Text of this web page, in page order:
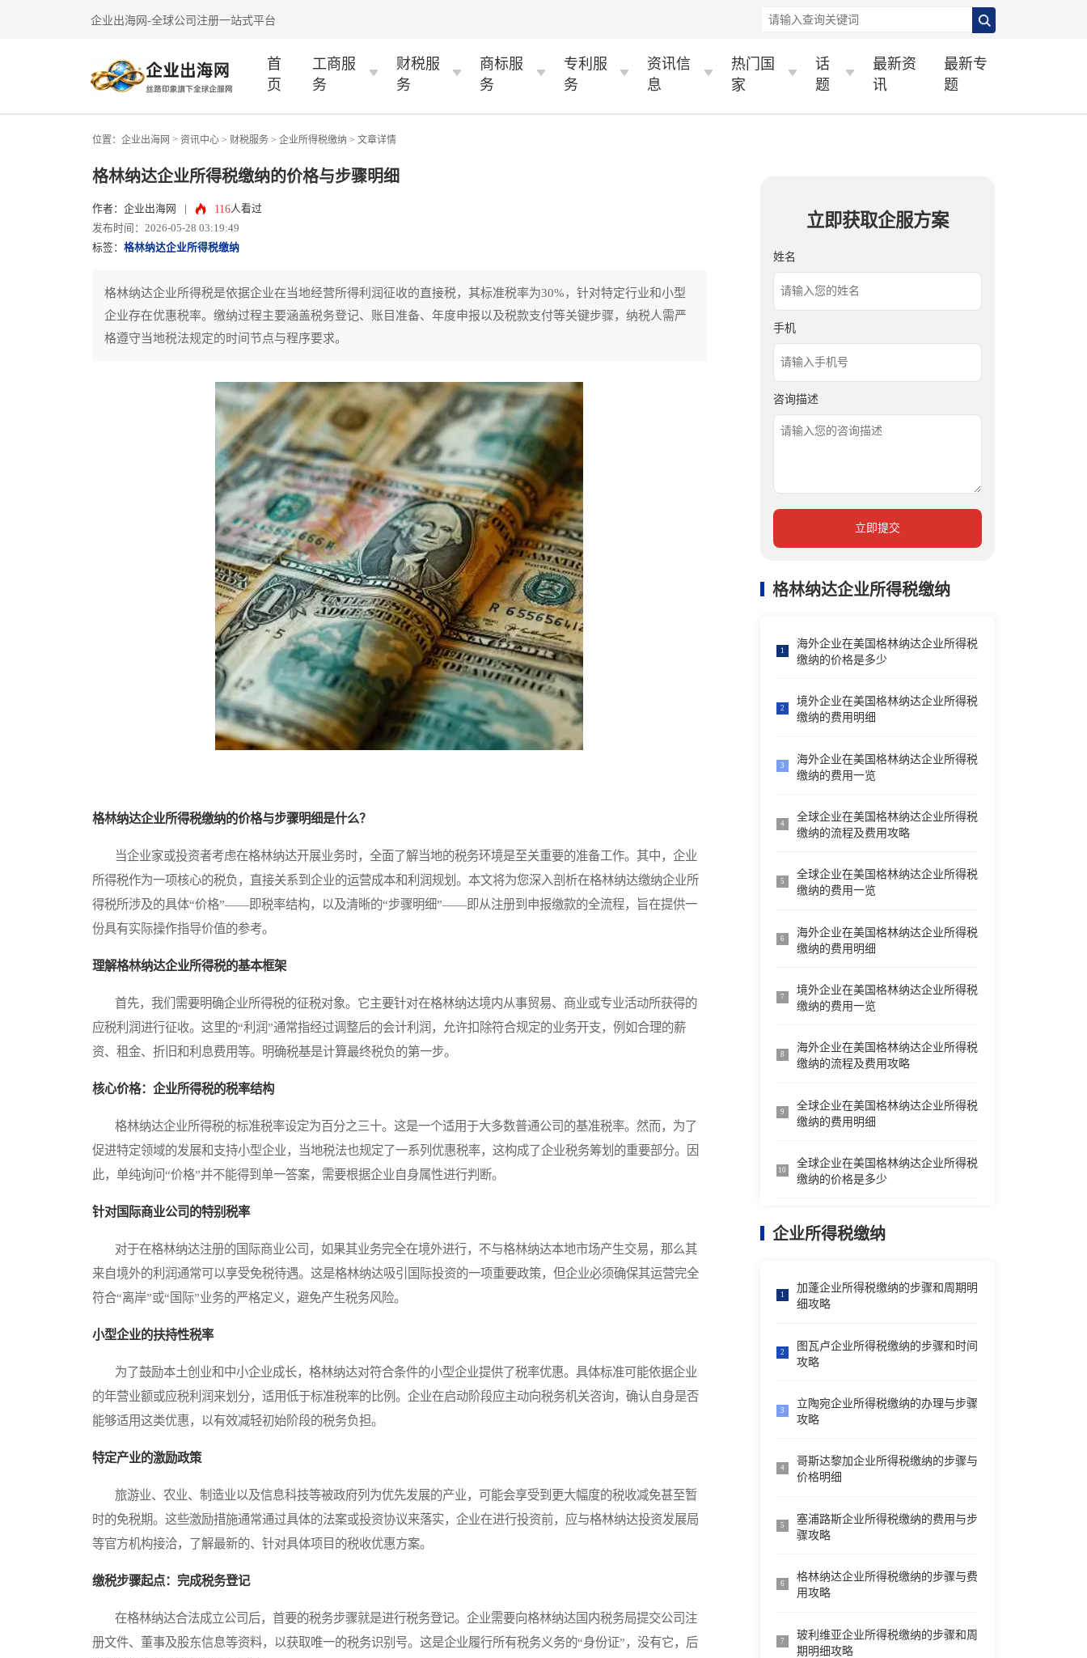
企业出海网-全球公司注册一站式平台
首
页
工商服
务
财税服
务
商标服
务
专利服
务
资讯信
息
热门国
家
话
题
最新资
讯
最新专
题
位置： 企业出海网 > 资讯中心 > 财税服务 > 企业所得税缴纳 > 文章详情
格林纳达企业所得税缴纳的价格与步骤明细
作者：企业出海网 116人看过
发布时间：2026-05-28 03:19:49
标签： 格林纳达企业所得税缴纳
格林纳达企业所得税是依据企业在当地经营所得利润征收的直接税，其标准税率为30%，针对特定行业和小型
企业存在优惠税率。缴纳过程主要涵盖税务登记、账目准备、年度申报以及税款支付等关键步骤，纳税人需严
格遵守当地税法规定的时间节点与程序要求。
格林纳达企业所得税缴纳的价格与步骤明细是什么？
当企业家或投资者考虑在格林纳达开展业务时，全面了解当地的税务环境是至关重要的准备工作。其中，企业
所得税作为一项核心的税负，直接关系到企业的运营成本和利润规划。本文将为您深入剖析在格林纳达缴纳企业所
得税所涉及的具体“价格”——即税率结构，以及清晰的“步骤明细”——即从注册到申报缴款的全流程，旨在提供一
份具有实际操作指导价值的参考。
理解格林纳达企业所得税的基本框架
首先，我们需要明确企业所得税的征税对象。它主要针对在格林纳达境内从事贸易、商业或专业活动所获得的
应税利润进行征收。这里的“利润”通常指经过调整后的会计利润，允许扣除符合规定的业务开支，例如合理的薪
资、租金、折旧和利息费用等。明确税基是计算最终税负的第一步。
核心价格：企业所得税的税率结构
格林纳达企业所得税的标准税率设定为百分之三十。这是一个适用于大多数普通公司的基准税率。然而，为了
促进特定领域的发展和支持小型企业，当地税法也规定了一系列优惠税率，这构成了企业税务筹划的重要部分。因
此，单纯询问“价格”并不能得到单一答案，需要根据企业自身属性进行判断。
针对国际商业公司的特别税率
对于在格林纳达注册的国际商业公司，如果其业务完全在境外进行，不与格林纳达本地市场产生交易，那么其
来自境外的利润通常可以享受免税待遇。这是格林纳达吸引国际投资的一项重要政策，但企业必须确保其运营完全
符合“离岸”或“国际”业务的严格定义，避免产生税务风险。
小型企业的扶持性税率
为了鼓励本土创业和中小企业成长，格林纳达对符合条件的小型企业提供了税率优惠。具体标准可能依据企业
的年营业额或应税利润来划分，适用低于标准税率的比例。企业在启动阶段应主动向税务机关咨询，确认自身是否
能够适用这类优惠，以有效减轻初始阶段的税务负担。
特定产业的激励政策
旅游业、农业、制造业以及信息科技等被政府列为优先发展的产业，可能会享受到更大幅度的税收减免甚至暂
时的免税期。这些激励措施通常通过具体的法案或投资协议来落实，企业在进行投资前，应与格林纳达投资发展局
等官方机构接洽，了解最新的、针对具体项目的税收优惠方案。
缴税步骤起点：完成税务登记
在格林纳达合法成立公司后，首要的税务步骤就是进行税务登记。企业需要向格林纳达国内税务局提交公司注
册文件、董事及股东信息等资料，以获取唯一的税务识别号。这是企业履行所有税务义务的“身份证”，没有它，后
立即获取企服方案
姓名
手机
咨询描述
立即提交
格林纳达企业所得税缴纳
1
海外企业在美国格林纳达企业所得税
缴纳的价格是多少
2
境外企业在美国格林纳达企业所得税
缴纳的费用明细
3
海外企业在美国格林纳达企业所得税
缴纳的费用一览
4
全球企业在美国格林纳达企业所得税
缴纳的流程及费用攻略
5
全球企业在美国格林纳达企业所得税
缴纳的费用一览
6
海外企业在美国格林纳达企业所得税
缴纳的费用明细
7
境外企业在美国格林纳达企业所得税
缴纳的费用一览
8
海外企业在美国格林纳达企业所得税
缴纳的流程及费用攻略
9
全球企业在美国格林纳达企业所得税
缴纳的费用明细
10
全球企业在美国格林纳达企业所得税
缴纳的价格是多少
企业所得税缴纳
1
加蓬企业所得税缴纳的步骤和周期明
细攻略
2
图瓦卢企业所得税缴纳的步骤和时间
攻略
3
立陶宛企业所得税缴纳的办理与步骤
攻略
4
哥斯达黎加企业所得税缴纳的步骤与
价格明细
5
塞浦路斯企业所得税缴纳的费用与步
骤攻略
6
格林纳达企业所得税缴纳的步骤与费
用攻略
7
玻利维亚企业所得税缴纳的步骤和周
期明细攻略